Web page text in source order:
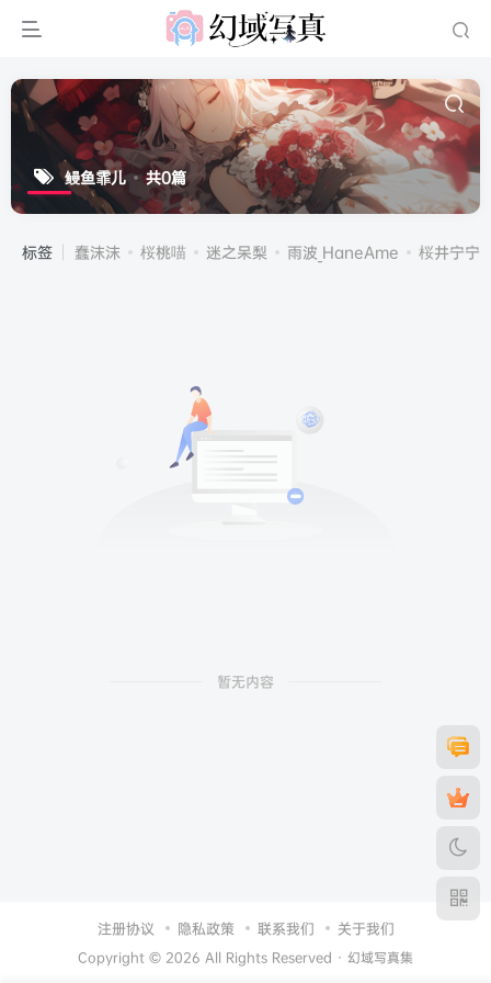
鳗鱼霏儿 共0篇
标签 蠢沫沫 桜桃喵 迷之呆梨 雨波_HaneAme 桜井宁宁(
暂无内容
注册协议 隐私政策 联系我们 关于我们
Copyright © 2026 All Rights Reserved · 幻域写真集